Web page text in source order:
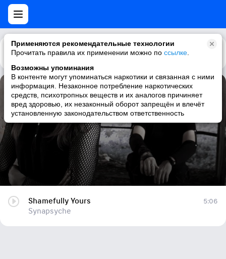
Применяются рекомендательные технологии
Прочитать правила их применении можно по ссылке
Возможны упоминания
В контенте могут упоминаться наркотики и связанная с ними
информация. Незаконное потребление наркотических
средств, психотропных веществ и их аналогов причиняет
вред здоровью, их незаконный оборот запрещён и влечёт
установленную законодательством ответственность
Каталог Рекомендации
Shamefully Yours
Synapsyche
Shamefully Yours
Synapsyche
5:06